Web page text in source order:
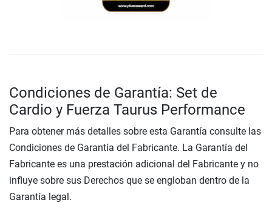
Condiciones de Garantía: Set de
Cardio y Fuerza Taurus Performance
Para obtener más detalles sobre esta Garantía consulte las
Condiciones de Garantía del Fabricante. La Garantía del
Fabricante es una prestación adicional del Fabricante y no
influye sobre sus Derechos que se engloban dentro de la
Garantía legal.